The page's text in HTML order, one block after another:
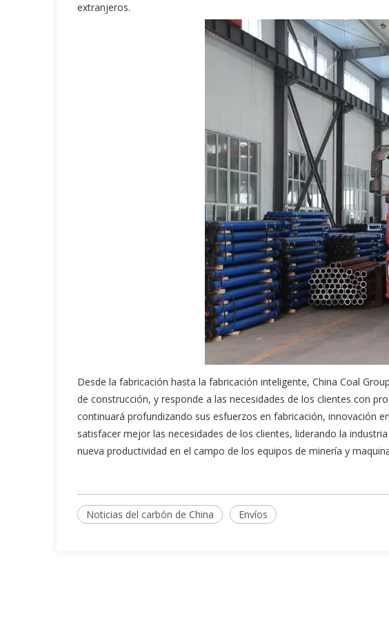
extranjeros.
Desde la fabricación hasta la fabricación inteligente, China Coal
de construcción, y responde a las necesidades de los clientes con
continuará profundizando sus esfuerzos en fabricación, innovación
satisfacer mejor las necesidades de los clientes, liderando la
nueva productividad en el campo de los equipos de minería y
Noticias del carbón de China Envíos